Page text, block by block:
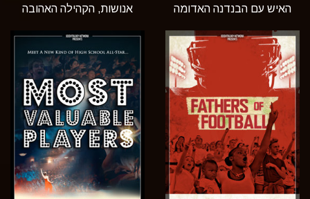
האיש עם הבנדנה האדומה אנושות, הקהילה האהובה